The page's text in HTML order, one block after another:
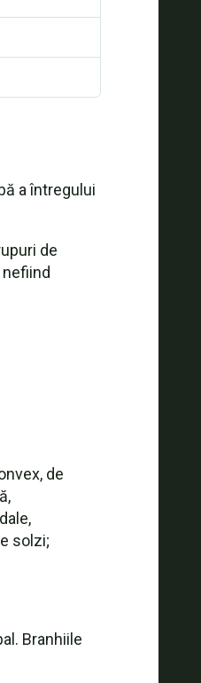
a întregului
de
de
solzi;
Branhiile